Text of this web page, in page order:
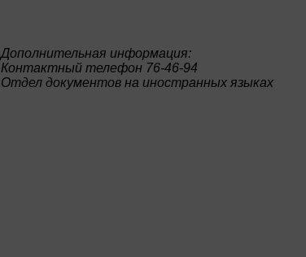
Дополнительная информация:
Контактный телефон 76-46-94
Отдел документов на иностранных языках